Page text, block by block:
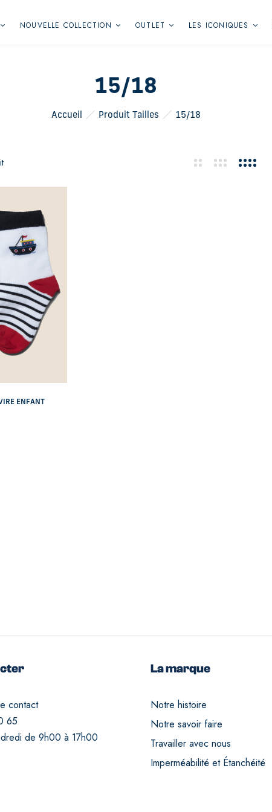
NOUVELLE COLLECTION OUTLET LES ICONIQUES
15/18
Accueil Produit Tailles 15/18
ENFANT
contact
65
de 9h00 à 17h00
La marque
Notre histoire
Notre savoir faire
Travailler avec nous
Imperméabilité et Étanchéité